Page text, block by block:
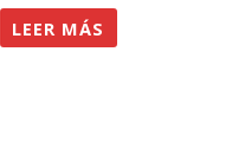
LEER MÁS